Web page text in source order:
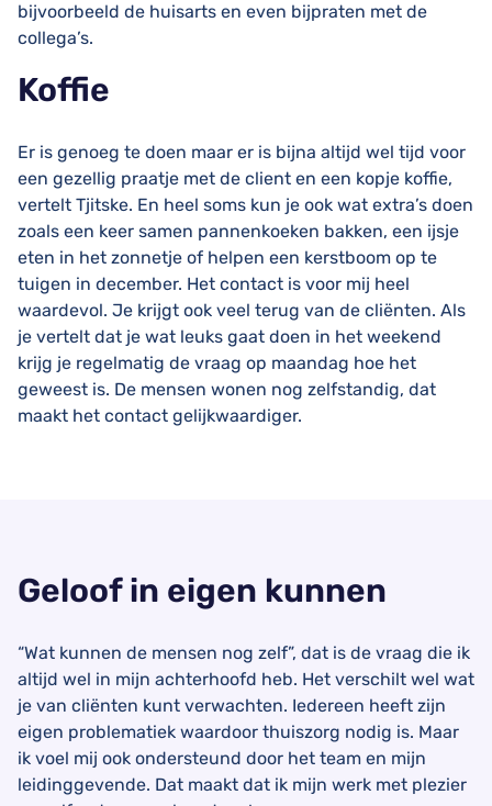
bijvoorbeeld de huisarts en even bijpraten met de
collega’s.
Koffie
Er is genoeg te doen maar er is bijna altijd wel tijd voor
een gezellig praatje met de client en een kopje koffie,
vertelt Tjitske. En heel soms kun je ook wat extra’s doen
zoals een keer samen pannenkoeken bakken, een ijsje
eten in het zonnetje of helpen een kerstboom op te
tuigen in december. Het contact is voor mij heel
waardevol. Je krijgt ook veel terug van de cliënten. Als
je vertelt dat je wat leuks gaat doen in het weekend
krijg je regelmatig de vraag op maandag hoe het
geweest is. De mensen wonen nog zelfstandig, dat
maakt het contact gelijkwaardiger.
Geloof in eigen kunnen
“Wat kunnen de mensen nog zelf”, dat is de vraag die ik
altijd wel in mijn achterhoofd heb. Het verschilt wel wat
je van cliënten kunt verwachten. Iedereen heeft zijn
eigen problematiek waardoor thuiszorg nodig is. Maar
ik voel mij ook ondersteund door het team en mijn
leidinggevende. Dat maakt dat ik mijn werk met plezier